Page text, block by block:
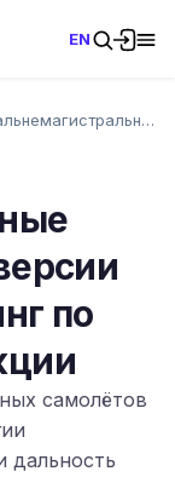
EN
Лучшие дальнемагистральные самолёты 2026…
по
самолётов
дальность